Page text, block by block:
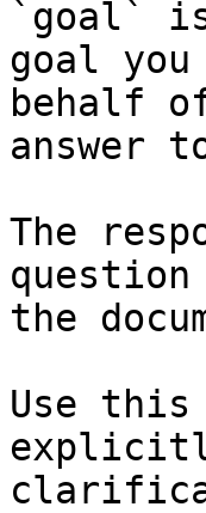
`goal`
goal
behalf
answer
The
the
Use this